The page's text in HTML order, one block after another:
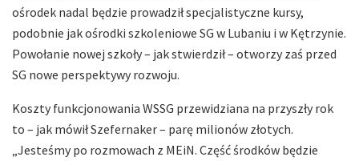
ośrodek nadal będzie prowadził specjalistyczne kursy,
podobnie jak ośrodki szkoleniowe SG w Lubaniu i w Kętrzynie.
Powołanie nowej szkoły – jak stwierdził – otworzy zaś przed
SG nowe perspektywy rozwoju.
Koszty funkcjonowania WSSG przewidziana na przyszły rok
to – jak mówił Szefernaker – parę milionów złotych.
„Jesteśmy po rozmowach z MEiN. Część środków będzie